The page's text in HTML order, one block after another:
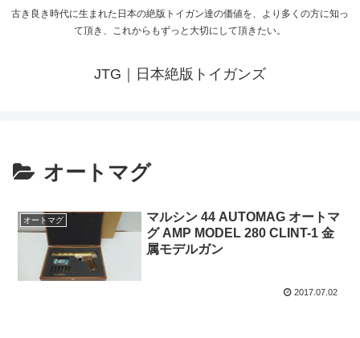
古き良き時代に生まれた日本の絶版トイガン達の価値を、より多くの方に知っ
て頂き、これからもずっと大切にして頂きたい。
JTG｜日本絶版トイガンズ
オートマグ
オートマグ
マルシン 44 AUTOMAG オートマ
グ AMP MODEL 280 CLINT-1 金
属モデルガン
2017.07.02